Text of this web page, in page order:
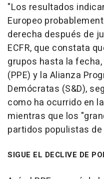
"Los resultados
Europeo
derecha después de
ECFR, que constata
grupos hasta la
(PPE) y la Alianza
Demócratas (S&D),
como ha ocurrido en
mientras que los
partidos populistas de
SIGUE EL DECLIVE DE